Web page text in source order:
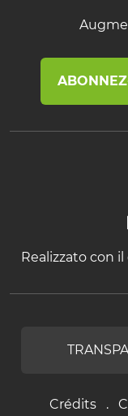
Realizzato con
Crédits